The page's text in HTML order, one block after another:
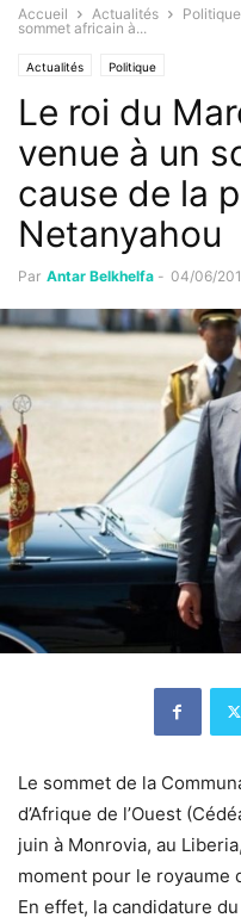
Accueil Actualités Politique
sommet africain à...
Actualités Politique
Le roi du
venue à un
cause de la
Netanyahou
Par Antar Belkhelfa - 04/06/
Le sommet de la
d’Afrique de l’Ouest
juin à Monrovia, au
moment pour le royaume
En effet, la candidature